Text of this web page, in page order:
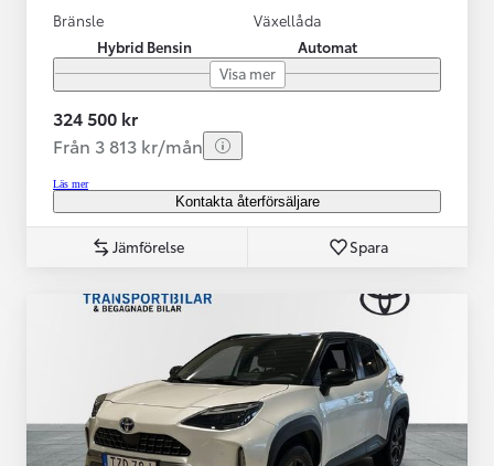
Bränsle
Hybrid Bensin
Växellåda
Automat
Visa mer
324 500 kr
Från 3 813 kr/mån
Läs mer
Kontakta återförsäljare
Jämförelse Spara